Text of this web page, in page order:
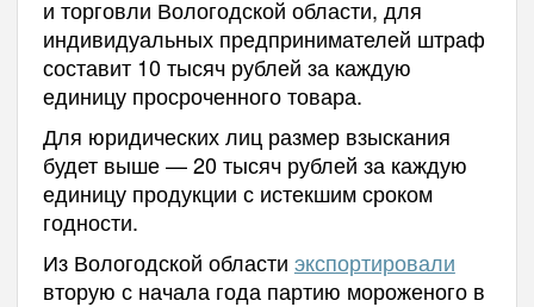
и торговли Вологодской области, для
индивидуальных предпринимателей штраф
составит 10 тысяч рублей за каждую
единицу просроченного товара.
Для юридических лиц размер взыскания
будет выше — 20 тысяч рублей за каждую
единицу продукции с истекшим сроком
годности.
Из Вологодской области экспортировали
вторую с начала года партию мороженого в